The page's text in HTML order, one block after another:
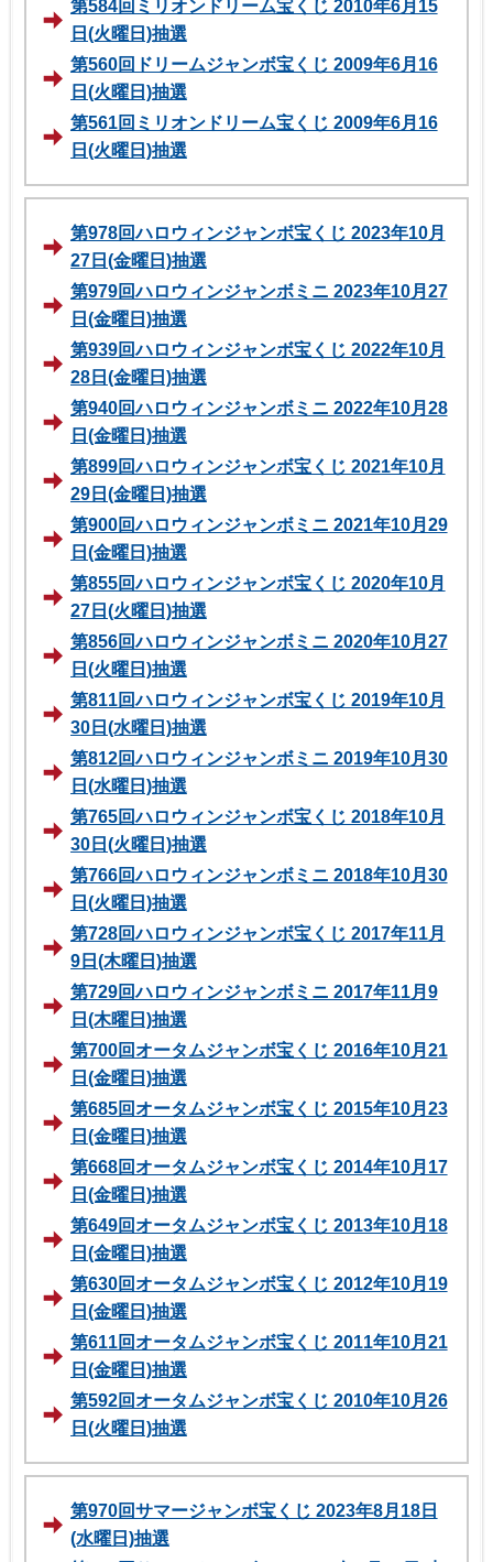
第584回ミリオンドリーム宝くじ 2010年6月15
日(火曜日)抽選
第560回ドリームジャンボ宝くじ 2009年6月16
日(火曜日)抽選
第561回ミリオンドリーム宝くじ 2009年6月16
日(火曜日)抽選
第978回ハロウィンジャンボ宝くじ 2023年10月
27日(金曜日)抽選
第979回ハロウィンジャンボミニ 2023年10月27
日(金曜日)抽選
第939回ハロウィンジャンボ宝くじ 2022年10月
28日(金曜日)抽選
第940回ハロウィンジャンボミニ 2022年10月28
日(金曜日)抽選
第899回ハロウィンジャンボ宝くじ 2021年10月
29日(金曜日)抽選
第900回ハロウィンジャンボミニ 2021年10月29
日(金曜日)抽選
第855回ハロウィンジャンボ宝くじ 2020年10月
27日(火曜日)抽選
第856回ハロウィンジャンボミニ 2020年10月27
日(火曜日)抽選
第811回ハロウィンジャンボ宝くじ 2019年10月
30日(水曜日)抽選
第812回ハロウィンジャンボミニ 2019年10月30
日(水曜日)抽選
第765回ハロウィンジャンボ宝くじ 2018年10月
30日(火曜日)抽選
第766回ハロウィンジャンボミニ 2018年10月30
日(火曜日)抽選
第728回ハロウィンジャンボ宝くじ 2017年11月
9日(木曜日)抽選
第729回ハロウィンジャンボミニ 2017年11月9
日(木曜日)抽選
第700回オータムジャンボ宝くじ 2016年10月21
日(金曜日)抽選
第685回オータムジャンボ宝くじ 2015年10月23
日(金曜日)抽選
第668回オータムジャンボ宝くじ 2014年10月17
日(金曜日)抽選
第649回オータムジャンボ宝くじ 2013年10月18
日(金曜日)抽選
第630回オータムジャンボ宝くじ 2012年10月19
日(金曜日)抽選
第611回オータムジャンボ宝くじ 2011年10月21
日(金曜日)抽選
第592回オータムジャンボ宝くじ 2010年10月26
日(火曜日)抽選
第970回サマージャンボ宝くじ 2023年8月18日
(水曜日)抽選